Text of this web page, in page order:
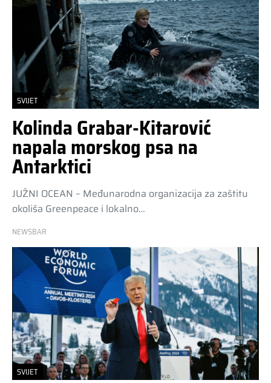
SVIJET
Kolinda Grabar-Kitarović
napala morskog psa na
Antarktici
JUŽNI OCEAN – Međunarodna organizacija za zaštitu
okoliša Greenpeace i lokalno…
NEWSBAR
SVIJET